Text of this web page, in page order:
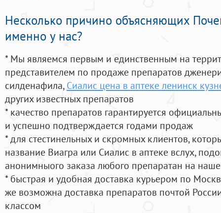
Несколько причино объясняющих
именно у нас?
* Мы являемся первым и единственным на
представителем по продаже препаратов
силденафила, Сиалис цена в аптеке ленинск
других известных препаратов
* качество препаратов гарантируется
и успешно подтверждается годами продаж
* для стестинельных и скромных клиентов,
название Виагра или Сиалис в аптеке вслух,
анонимныого заказа любого препаратан на
* быстрая и удобная доставка курьером по
же возможна доставка препаратов почтой
классом